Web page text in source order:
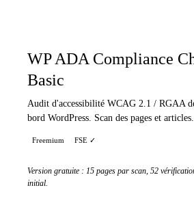
WP ADA Compliance
Basic
Audit d'accessibilité WCAG 2.1 / RGAA
bord WordPress. Scan des pages et articles.
Freemium FSE ✓
Version gratuite : 15 pages par scan, 52
initial.